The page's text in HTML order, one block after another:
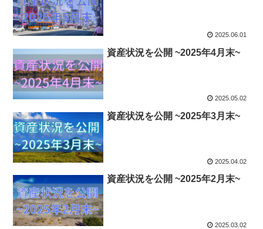
2025.06.01
資産状況を公開 ~2025年4月末~
2025.05.02
資産状況を公開 ~2025年3月末~
2025.04.02
資産状況を公開 ~2025年2月末~
2025.03.02